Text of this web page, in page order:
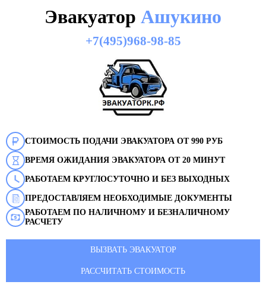
Эвакуатор Ашукино
+7(495)968-98-85
СТОИМОСТЬ ПОДАЧИ ЭВАКУАТОРА ОТ 990 РУБ
ВРЕМЯ ОЖИДАНИЯ ЭВАКУАТОРА ОТ 20 МИНУТ
РАБОТАЕМ КРУГЛОСУТОЧНО И БЕЗ ВЫХОДНЫХ
ПРЕДОСТАВЛЯЕМ НЕОБХОДИМЫЕ ДОКУМЕНТЫ
РАБОТАЕМ ПО НАЛИЧНОМУ И БЕЗНАЛИЧНОМУ
РАСЧЕТУ
ВЫЗВАТЬ ЭВАКУАТОР
РАССЧИТАТЬ СТОИМОСТЬ